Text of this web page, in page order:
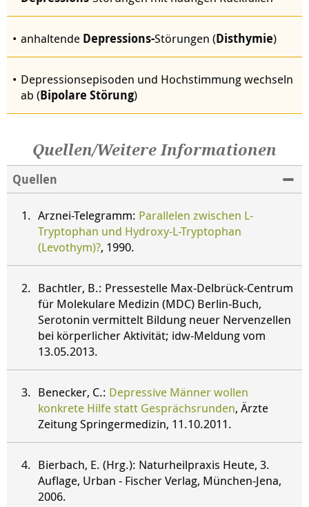
anhaltende Depressions-Störungen (Disthymie)
Depressionsepisoden und Hochstimmung wechseln
ab (Bipolare Störung)
Quellen/Weitere Informationen
Quellen
Arznei-Telegramm: Parallelen zwischen L-
Tryptophan und Hydroxy-L-Tryptophan
(Levothym)?, 1990.
Bachtler, B.: Pressestelle Max-Delbrück-Centrum
für Molekulare Medizin (MDC) Berlin-Buch,
Serotonin vermittelt Bildung neuer Nervenzellen
bei körperlicher Aktivität; idw-Meldung vom
13.05.2013.
Benecker, C.: Depressive Männer wollen
konkrete Hilfe statt Gesprächsrunden, Ärzte
Zeitung Springermedizin, 11.10.2011.
Bierbach, E. (Hrg.): Naturheilpraxis Heute, 3.
Auflage, Urban - Fischer Verlag, München-Jena,
2006.